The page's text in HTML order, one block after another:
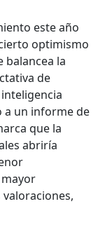
este año
optimismo
balancea la
de
a un informe de
que la
abriría